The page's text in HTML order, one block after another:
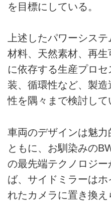
を目標にしている。
上述したパワーシス
材料、天然素材、再
に依存する生産プロ
装、循環性など、製
性を隅々まで検討して
車両のデザインは魅
ともに、お馴染みの
の最先端テクノロジー
ば、サイドミラーは
れたカメラに置き換